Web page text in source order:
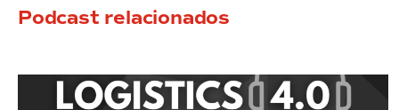
Podcast relacionados